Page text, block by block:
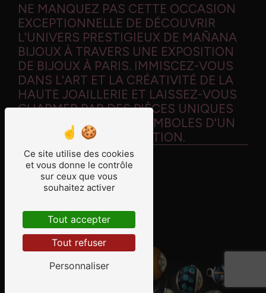
NE MANQUEZ PAS CETTE OCCASION
EXCEPTIONNELLE DE DÉCOUVRIR
L'UNIVERS PRESTIGIEUX DE MAÑANA
BIJOUX À TRAVERS UNE EXPOSITION
DE BIJOUX À PARIS. IMMISCEZ-VOUS
DANS L'ART ET LA CRÉATIVITÉ DE LA
HAUTE JOAILLERIE ET LAISSEZ-VOUS
CHARMER PAR DES PIÈCES UNIQUES
ET SOPHISTIQUÉES, SYMBOLES D'UN
SAVOIR-FAIRE D'EXCEPTION.
En savoir plus
Contactez-nous
Ce site utilise des cookies
et vous donne le contrôle
sur ceux que vous
souhaitez activer
Tout accepter
Tout refuser
Personnaliser